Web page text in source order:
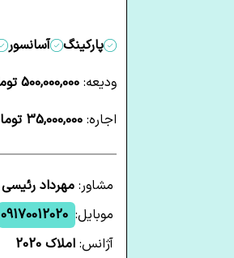
پارکینگ آسانسور
ودیعه: 500,000,000 تومان
اجاره: 35,000,000 تومان
مشاور: مهرداد رئیسی
موبایل: 09170012020
آژانس: املاک 2020